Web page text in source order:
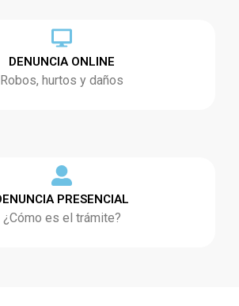
DENUNCIA ONLINE
Robos, hurtos y daños
PRESENCIAL
¿Cómo es el trámite?